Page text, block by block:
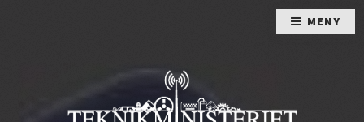
MENY